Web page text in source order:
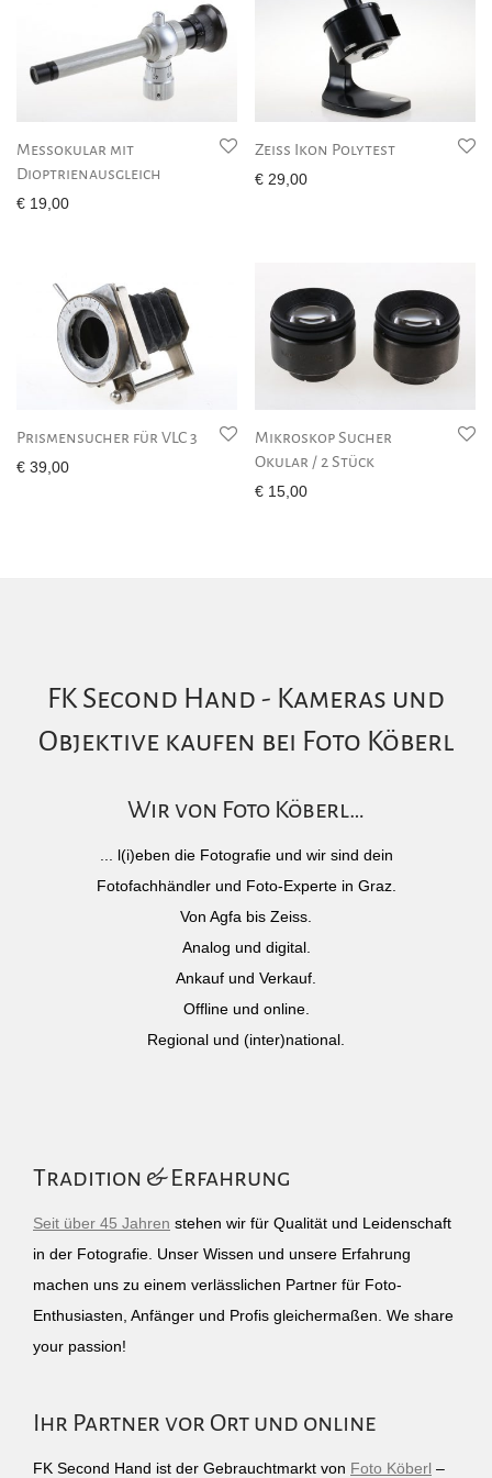
Messokular mit
Dioptrienausgleich
€ 19,00
Zeiss Ikon Polytest
€ 29,00
Prismensucher für VLC 3
€ 39,00
Mikroskop Sucher
Okular / 2 Stück
€ 15,00
FK Second Hand - Kameras und
Objektive kaufen bei Foto Köberl
Wir von Foto Köberl…
... l(i)eben die Fotografie und wir sind dein
Fotofachhändler und Foto-Experte in Graz.
Von Agfa bis Zeiss.
Analog und digital.
Ankauf und Verkauf.
Offline und online.
Regional und (inter)national.
Tradition & Erfahrung
Seit über 45 Jahren stehen wir für Qualität und Leidenschaft
in der Fotografie. Unser Wissen und unsere Erfahrung
machen uns zu einem verlässlichen Partner für Foto-
Enthusiasten, Anfänger und Profis gleichermaßen. We share
your passion!
Ihr Partner vor Ort und online
FK Second Hand ist der Gebrauchtmarkt von Foto Köberl –